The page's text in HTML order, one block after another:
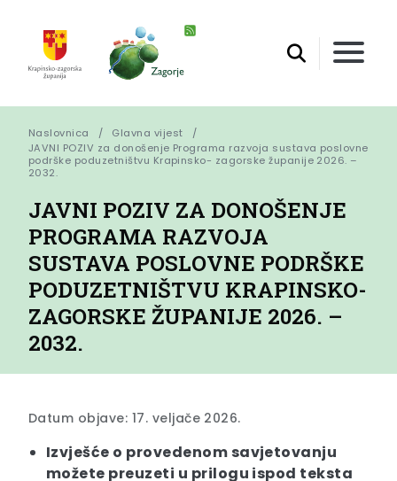
Naslovnica
Glavna vijest
JAVNI POZIV za donošenje Programa razvoja sustava poslovne
podrške poduzetništvu Krapinsko- zagorske županije 2026. –
2032.
JAVNI POZIV ZA DONOŠENJE
PROGRAMA RAZVOJA
SUSTAVA POSLOVNE PODRŠKE
PODUZETNIŠTVU KRAPINSKO-
ZAGORSKE ŽUPANIJE 2026. –
2032.
Datum objave: 17. veljače 2026.
Izvješće o provedenom savjetovanju
možete preuzeti u prilogu ispod teksta